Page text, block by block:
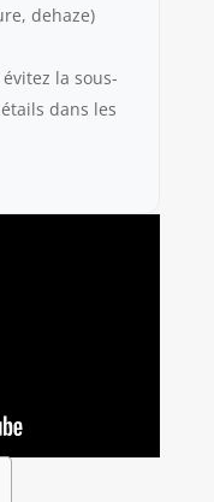
dehaze)
la sous-
dans les